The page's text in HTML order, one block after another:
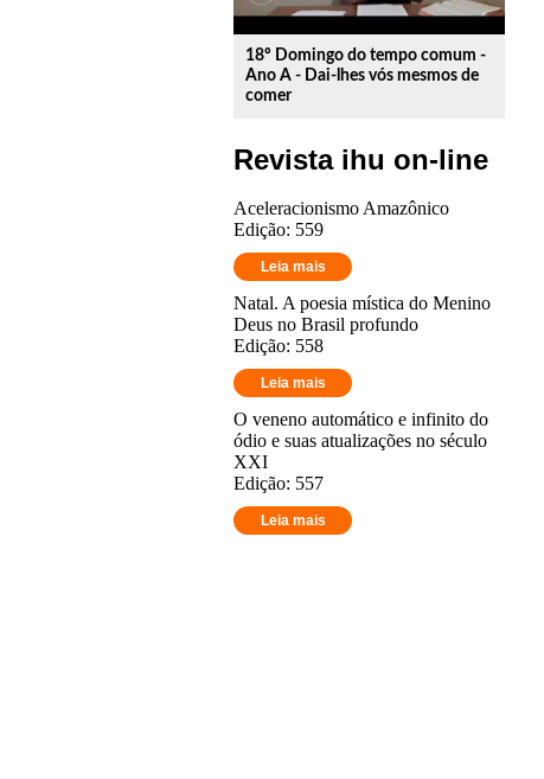
18º Domingo do tempo comum -
Ano A - Dai-lhes vós mesmos de
comer
Revista ihu on-line
Aceleracionismo Amazônico
Edição: 559
Leia mais
Natal. A poesia mística do Menino
Deus no Brasil profundo
Edição: 558
Leia mais
O veneno automático e infinito do
ódio e suas atualizações no século
XXI
Edição: 557
Leia mais